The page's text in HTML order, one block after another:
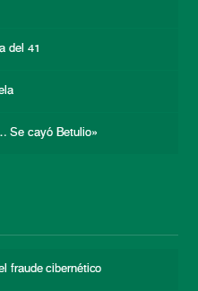
del 41
Se cayó Betulio»
fraude cibernético